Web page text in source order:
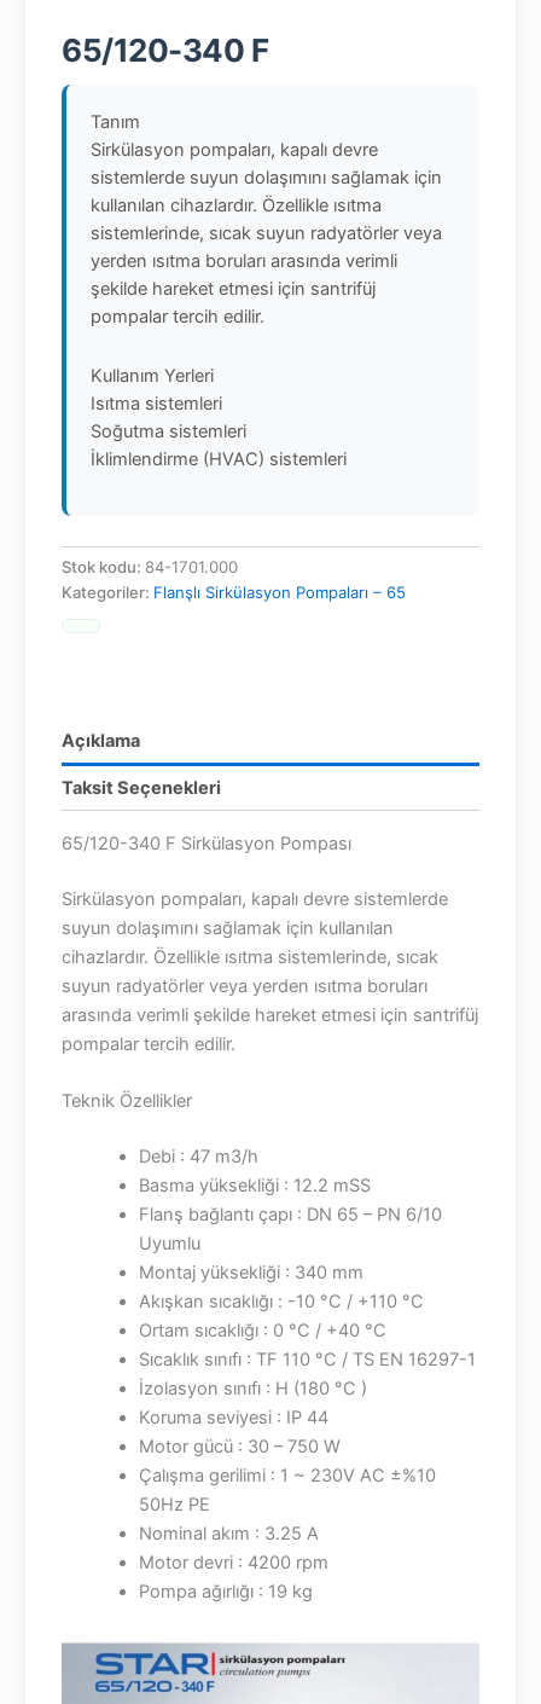
65/120-340 F
Tanım
Sirkülasyon pompaları, kapalı devre
sistemlerde suyun dolaşımını sağlamak için
kullanılan cihazlardır. Özellikle ısıtma
sistemlerinde, sıcak suyun radyatörler veya
yerden ısıtma boruları arasında verimli
şekilde hareket etmesi için santrifüj
pompalar tercih edilir.
Kullanım Yerleri
Isıtma sistemleri
Soğutma sistemleri
İklimlendirme (HVAC) sistemleri
Stok kodu: 84-1701.000
Kategoriler: Flanşlı Sirkülasyon Pompaları – 65
Açıklama
Taksit Seçenekleri
65/120-340 F Sirkülasyon Pompası
Sirkülasyon pompaları, kapalı devre sistemlerde
suyun dolaşımını sağlamak için kullanılan
cihazlardır. Özellikle ısıtma sistemlerinde, sıcak
suyun radyatörler veya yerden ısıtma boruları
arasında verimli şekilde hareket etmesi için santrifüj
pompalar tercih edilir.
Teknik Özellikler
Debi : 47 m3/h
Basma yüksekliği : 12.2 mSS
Flanş bağlantı çapı : DN 65 – PN 6/10
Uyumlu
Montaj yüksekliği : 340 mm
Akışkan sıcaklığı : -10 °C / +110 °C
Ortam sıcaklığı : 0 °C / +40 °C
Sıcaklık sınıfı : TF 110 °C / TS EN 16297-1
İzolasyon sınıfı : H (180 °C )
Koruma seviyesi : IP 44
Motor gücü : 30 – 750 W
Çalışma gerilimi : 1 ~ 230V AC ±%10
50Hz PE
Nominal akım : 3.25 A
Motor devri : 4200 rpm
Pompa ağırlığı : 19 kg